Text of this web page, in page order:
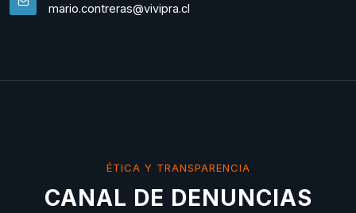
mario.contreras@vivipra.cl
ÉTICA Y TRANSPARENCIA
CANAL DE DENUNCIAS